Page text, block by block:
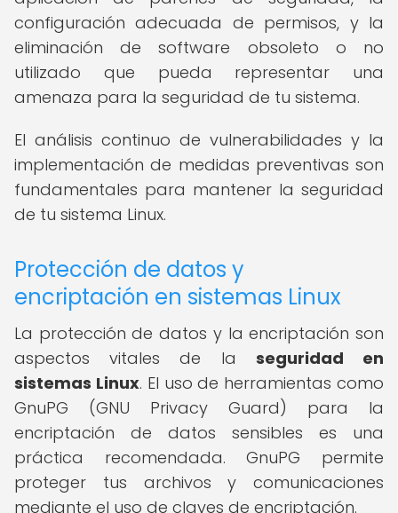
configuración adecuada de permisos, y la
eliminación de software obsoleto o no
utilizado que pueda representar una
amenaza para la seguridad de tu sistema.
El análisis continuo de vulnerabilidades y la
implementación de medidas preventivas son
fundamentales para mantener la seguridad
de tu sistema Linux.
Protección de datos y
encriptación en sistemas Linux
La protección de datos y la encriptación son
aspectos vitales de la seguridad en
sistemas Linux. El uso de herramientas como
GnuPG (GNU Privacy Guard) para la
encriptación de datos sensibles es una
práctica recomendada. GnuPG permite
proteger tus archivos y comunicaciones
mediante el uso de claves de encriptación.